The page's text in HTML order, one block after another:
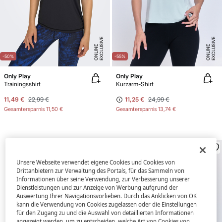
-50% E
X
C
L
U
SI
V
E
O
N
LI
N
E
Only Play
Trainingsshirt
11,49 € 22,99 €
Gesamtersparnis 11,50 €
-55% E
X
C
L
U
SI
V
E
O
N
LI
N
E
Only Play
Kurzarm-Shirt
11,25 € 24,99 €
Gesamtersparnis 13,74 €
Unsere Webseite verwendet eigene Cookies und Cookies von
Drittanbietern zur Verwaltung des Portals, für das Sammeln von
Informationen über seine Verwendung, zur Verbesserung unserer
Dienstleistungen und zur Anzeige von Werbung aufgrund der
Auswertung Ihrer Navigationsvorlieben. Durch das Anklicken von OK
kann die Verwendung von Cookies zugelassen oder die Einstellungen
für den Zugang zu und die Auswahl von detaillierten Informationen